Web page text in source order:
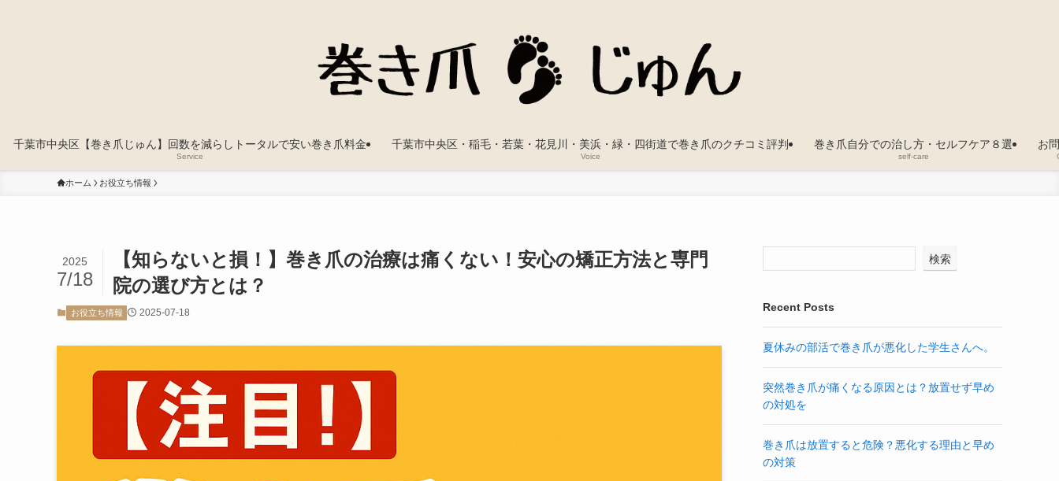
千葉市中央区【巻き爪じゅん】回数を減らしトータルで安い巻き爪料金
Service
千葉市中央区・稲毛・若葉・花見川・美浜・緑・四街道で巻き爪のクチコミ評判
Voice
巻き爪自分での治し方・セルフケア８選
self-care
お
ホーム お役立ち情報
【知らないと損！】巻き爪の治療は痛くない！安心の矯正方法と専門
院の選び方とは？
2025
7/18
お役立ち情報 2025-07-18
検索
Recent Posts
夏休みの部活で巻き爪が悪化した学生さんへ。
突然巻き爪が痛くなる原因とは？放置せず早め
の対処を
巻き爪は放置すると危険？悪化する理由と早め
の対策